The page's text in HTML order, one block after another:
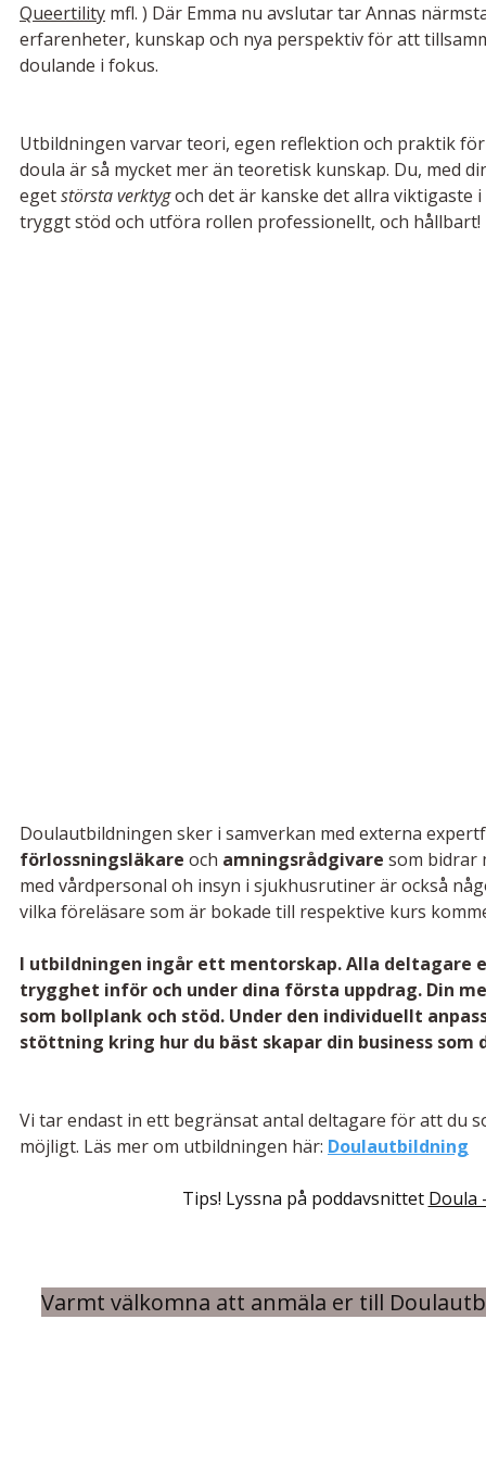
Queertility mfl. ) Där Emma nu avslutar tar Annas
erfarenheter, kunskap och nya perspektiv för att
doulande i fokus.
Utbildningen varvar teori, egen reflektion och praktik
doula är så mycket mer än teoretisk kunskap. Du, med
eget största verktyg och det är kanske det allra
tryggt stöd och utföra rollen professionellt, och hållbart!
Doulautbildningen sker i samverkan med externa
förlossningsläkare och amningsrådgivare som bidrar
med vårdpersonal oh insyn i sjukhusrutiner är också
vilka föreläsare som är bokade till respektive kurs
I utbildningen ingår ett mentorskap. Alla
trygghet inför och under dina första uppdrag. Din
som bollplank och stöd. Under den individuellt
stöttning kring hur du bäst skapar din business som
Vi tar endast in ett begränsat antal deltagare för att du
möjligt. Läs mer om utbildningen här: Doulautbildning
Tips! Lyssna på poddavsnittet Doula
Varmt välkomna att anmäla er till